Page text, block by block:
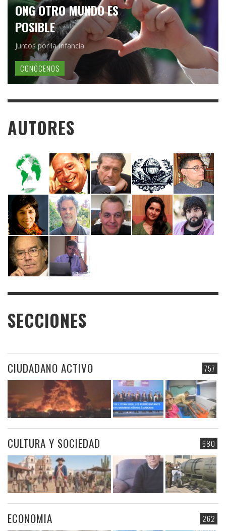
ONG OTRO MUNDO ES
POSIBLE
Juntos por la Infancia
CONÓCENOS
AUTORES
SECCIONES
757
CIUDADANO ACTIVO
680
CULTURA Y SOCIEDAD
262
ECONOMIA